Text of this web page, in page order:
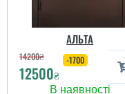
АЛЬТА
14200₴
12500₴
-1700